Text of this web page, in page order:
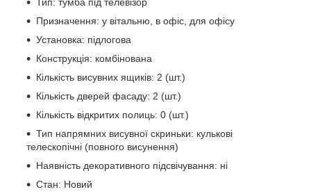
Тип: тумба під телевізор
Призначення: у вітальню, в офіс, для офісу
Установка: підлогова
Конструкція: комбінована
Кількість висувних ящиків: 2 (шт.)
Кількість дверей фасаду: 2 (шт.)
Кількість відкритих полиць: 0 (шт.)
Тип напрямних висувної скриньки: кулькові
телескопічні (повного висунення)
Наявність декоративного підсвічування: ні
Стан: Новий